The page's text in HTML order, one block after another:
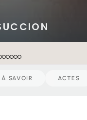
À SAVOIR ACTES